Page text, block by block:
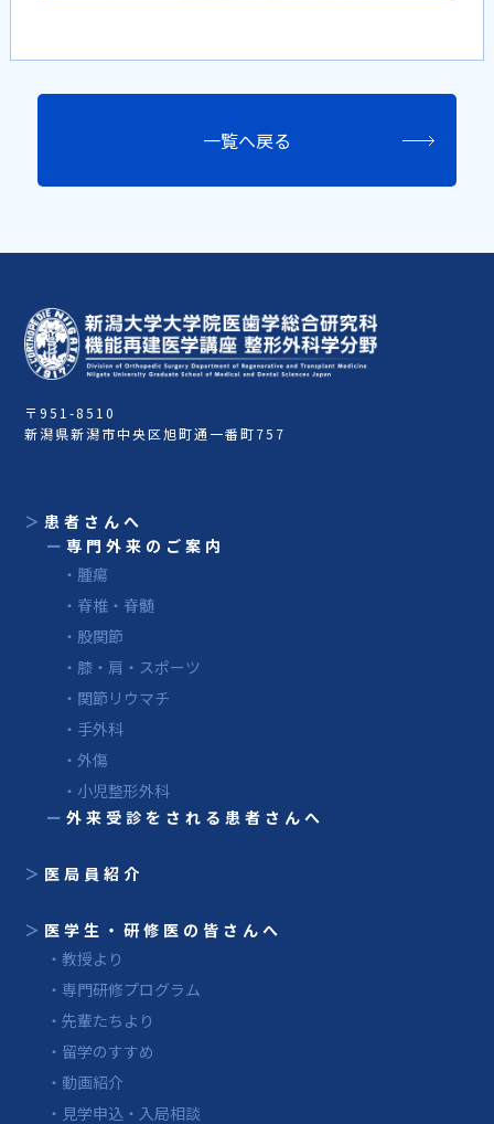
一覧へ戻る
〒951-8510
新潟県新潟市中央区旭町通一番町757
＞ 患者さんへ
ー専門外来のご案内
・腫瘍
・脊椎・脊髄
・股関節
・膝・肩・スポーツ
・関節リウマチ
・手外科
・外傷
・小児整形外科
ー外来受診をされる患者さんへ
＞ 医局員紹介
＞ 医学生・研修医の皆さんへ
・教授より
・専門研修プログラム
・先輩たちより
・留学のすすめ
・動画紹介
・見学申込・入局相談